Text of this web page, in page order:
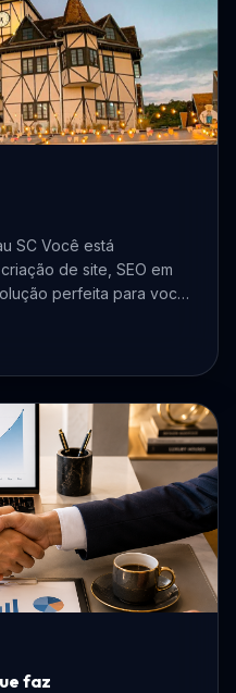
SC Você está
de site, SEO em
perfeita para você!
faz